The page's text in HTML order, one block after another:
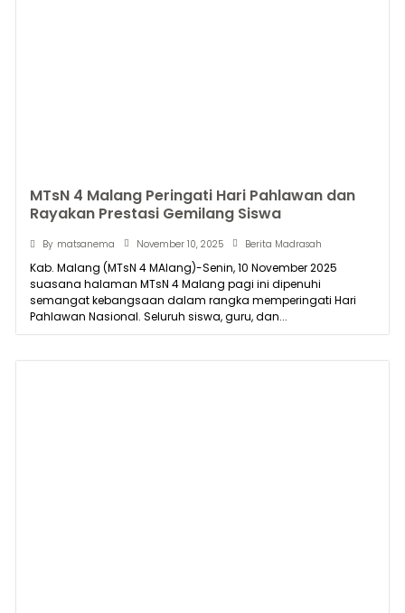
MTsN 4 Malang Peringati Hari Pahlawan dan
Rayakan Prestasi Gemilang Siswa
By matsanema November 10, 2025 Berita Madrasah
Kab. Malang (MTsN 4 MAlang)-Senin, 10 November 2025
suasana halaman MTsN 4 Malang pagi ini dipenuhi
semangat kebangsaan dalam rangka memperingati Hari
Pahlawan Nasional. Seluruh siswa, guru, dan...